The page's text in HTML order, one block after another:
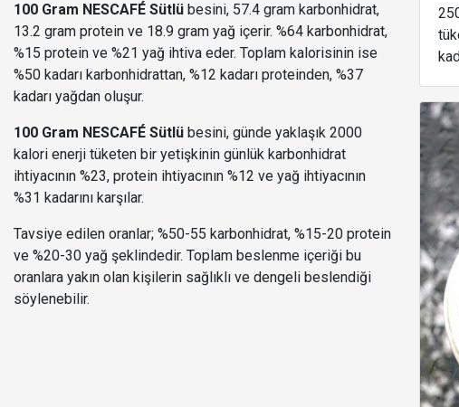
100 Gram NESCAFÉ Sütlü besini, 57.4 gram karbonhidrat,
13.2 gram protein ve 18.9 gram yağ içerir. %64 karbonhidrat,
%15 protein ve %21 yağ ihtiva eder. Toplam kalorisinin ise
%50 kadarı karbonhidrattan, %12 kadarı proteinden, %37
kadarı yağdan oluşur.
100 Gram NESCAFÉ Sütlü besini, günde yaklaşık 2000
kalori enerji tüketen bir yetişkinin günlük karbonhidrat
ihtiyacının %23, protein ihtiyacının %12 ve yağ ihtiyacının
%31 kadarını karşılar.
Tavsiye edilen oranlar; %50-55 karbonhidrat, %15-20 protein
ve %20-30 yağ şeklindedir. Toplam beslenme içeriği bu
oranlara yakın olan kişilerin sağlıklı ve dengeli beslendiği
söylenebilir.